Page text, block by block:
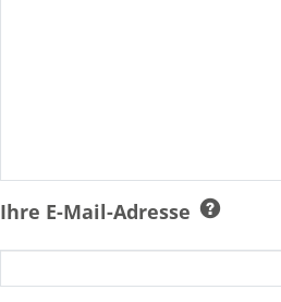
Ihre E-Mail-Adresse